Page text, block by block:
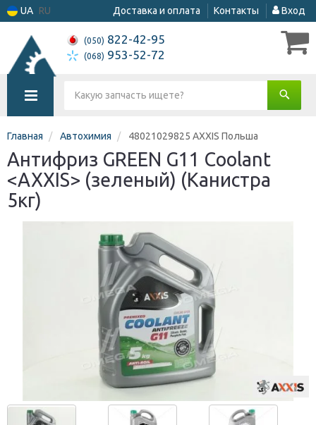
UA RU Доставка и оплата Контакты Вход
(050) 822-42-95
(068) 953-52-72
Главная Автохимия 48021029825 AXXIS Польша
Антифриз GREEN G11 Сoolant
<AXXIS> (зеленый) (Канистра
5кг)